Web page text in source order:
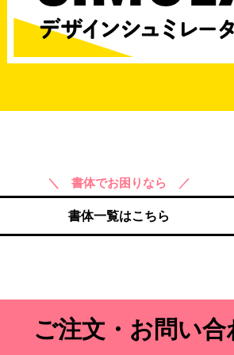
＼ 書体でお困りなら ／
書体一覧はこちら
ご注文・お問い合